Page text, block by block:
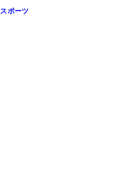
スポーツ